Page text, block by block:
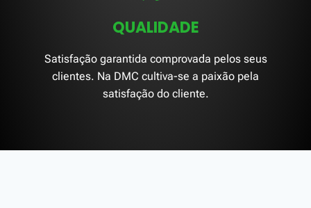
QUALIDADE
Satisfação garantida comprovada pelos seus
clientes. Na DMC cultiva-se a paixão pela
satisfação do cliente.